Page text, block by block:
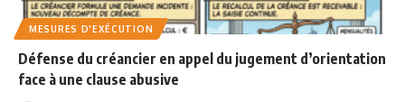
MESURES D'EXÉCUTION
Défense du créancier en appel du jugement d’orientation
face à une clause abusive